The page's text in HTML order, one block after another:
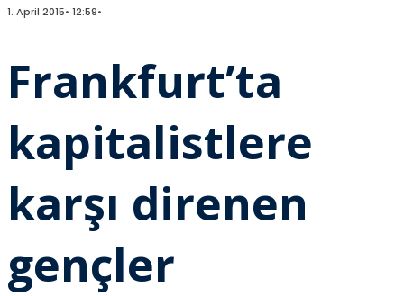
1. April 2015• 12:59•
Frankfurt’ta
kapitalistlere
karşı direnen
gençler